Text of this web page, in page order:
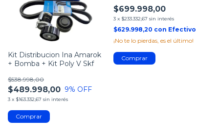
Kit Distribucion Ina Amarok
+ Bomba + Kit Poly V Skf
$489.998,00
$538.998,00
9% OFF
3 x $163.332,67 sin interés
$699.998,00
3 x $233.332,67 sin interés
$629.998,20 con Efectivo
¡No te lo pierdas, es el último!